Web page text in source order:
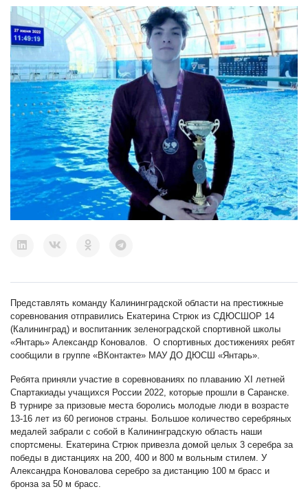
Представлять команду Калининградской области на престижные
соревнования отправились Екатерина Стрюк из СДЮСШОР 14
(Калининград) и воспитанник зеленоградской спортивной школы
«Янтарь» Александр Коновалов. О спортивных достижениях ребят
сообщили в группе «ВКонтакте» МАУ ДО ДЮСШ «Янтарь».
Ребята приняли участие в соревнованиях по плаванию XI летней
Спартакиады учащихся России 2022, которые прошли в Саранске.
В турнире за призовые места боролись молодые люди в возрасте
13-16 лет из 60 регионов страны. Большое количество серебряных
медалей забрали с собой в Калининградскую область наши
спортсмены. Екатерина Стрюк привезла домой целых 3 серебра за
победы в дистанциях на 200, 400 и 800 м вольным стилем. У
Александра Коновалова серебро за дистанцию 100 м брасс и
бронза за 50 м брасс.